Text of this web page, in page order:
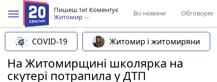
Пишеш ти! Коментує
Житомир
Всі новини
COVID-19 Житомир і житомиряни
На Житомирщині школярка на
скутері потрапила у ДТП